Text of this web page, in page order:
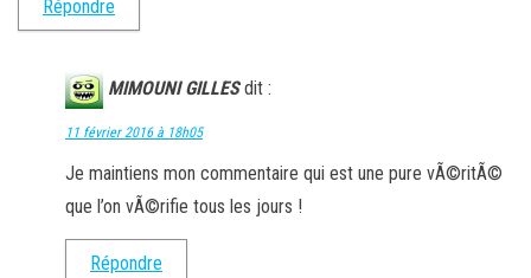
Répondre
MIMOUNI GILLES dit :
11 février 2016 à 18h05
Je maintiens mon commentaire qui est une pure vÃ©ritÃ©
que l’on vÃ©rifie tous les jours !
Répondre